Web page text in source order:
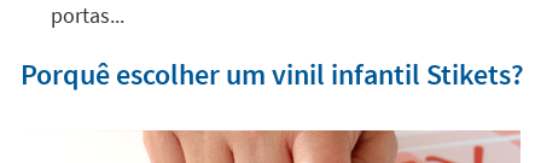
portas...
Porquê escolher um vinil infantil Stikets?